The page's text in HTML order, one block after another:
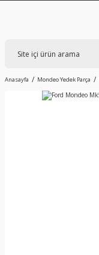
Anasayfa Mondeo Yedek Parça